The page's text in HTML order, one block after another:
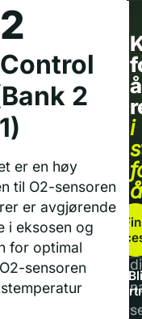
2
er en høy
til O2-sensoren
er avgjørende
i eksosen og
for optimal
sensoren
å
i
å
Bli